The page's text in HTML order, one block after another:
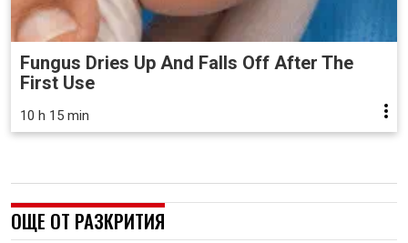
Fungus Dries Up And Falls Off After The
First Use
10 h 15 min
ОЩЕ ОТ РАЗКРИТИЯ